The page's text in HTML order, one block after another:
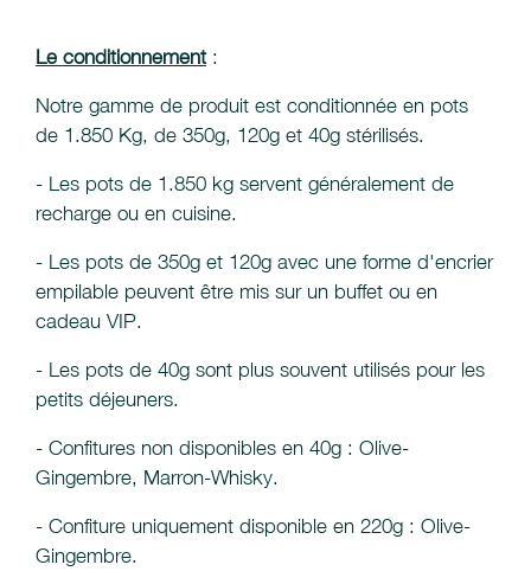
Le conditionnement:
Notre gamme de produit est conditionnée en pots
de 1.850 Kg, de 350g, 120g et 40g stérilisés.
- Les pots de 1.850 kg servent généralement de
recharge ou en cuisine.
- Les pots de 350g et 120g avec une forme d'encrier
empilable peuvent être mis sur un buffet ou en
cadeau VIP.
- Les pots de 40g sont plus souvent utilisés pour les
petits déjeuners.
- Confitures non disponibles en 40g : Olive-
Gingembre, Marron-Whisky.
- Confiture uniquement disponible en 220g : Olive-
Gingembre.